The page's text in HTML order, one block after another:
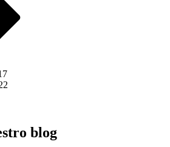
blog